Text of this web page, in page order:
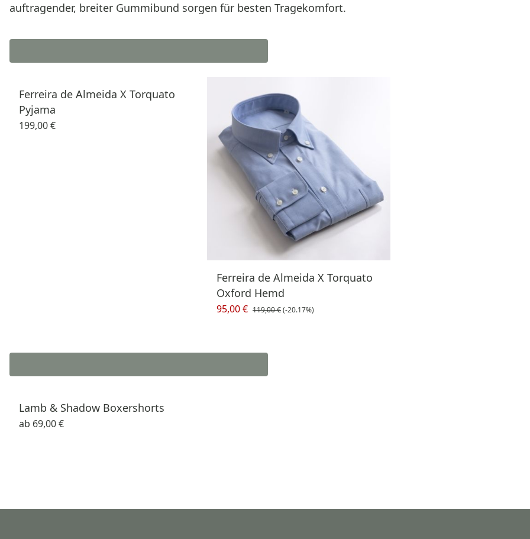
auftragender, breiter Gummibund sorgen für besten Tragekomfort.
Ferreira de Almeida X Torquato
Pyjama
199,00 €
Ferreira de Almeida X Torquato
Oxford Hemd
95,00 € 119,00 €(-20.17%)
Lamb & Shadow Boxershorts
ab 69,00 €